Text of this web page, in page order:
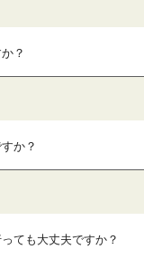
？
か？
ても大丈夫ですか？